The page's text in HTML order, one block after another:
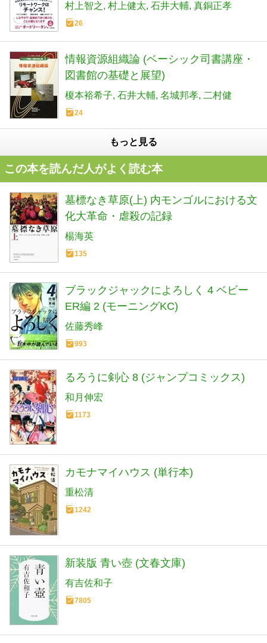
村上智之 村上健太 石井大輔 真銅正孝
26
情報資源組織論 (ベーシック司書講座・
図書館の基礎と展望)
榎本裕希子 石井大輔 名城邦孝 二村健
24
もっと見る
この本を読んだ人がよく読む本
墓標なき草原(上) 内モンゴルにおける文
化大革命・虐殺の記録
楊海英
135
ブラックジャックによろしく 4 ベビー
ER編 2 (モーニングKC)
佐藤秀峰
993
るろうに剣心 8 (ジャンプコミックス)
和月伸宏
1173
カモナマイハウス (単行本)
重松清
1242
新装版 青い壺 (文春文庫)
有吉佐和子
7805